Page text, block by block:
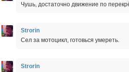
Чушь, достаточно движение по
Strorin
Сел за мотоцикл, готовься умереть.
Strorin